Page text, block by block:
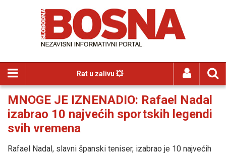
Rat u zalivu 💥
MNOGE JE IZNENADIO: Rafael Nadal
izabrao 10 najvećih sportskih legendi
svih vremena
Rafael Nadal, slavni španski teniser, izabrao je 10 najvećih